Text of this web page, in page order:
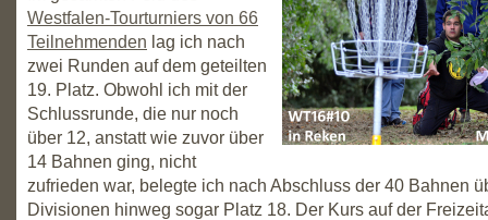
Westfalen-Tourturniers von 66
Teilnehmenden lag ich nach
zwei Runden auf dem geteilten
19. Platz. Obwohl ich mit der
Schlussrunde, die nur noch
über 12, anstatt wie zuvor über
14 Bahnen ging, nicht
zufrieden war, belegte ich nach Abschluss der 40 Bahnen
Divisionen hinweg sogar Platz 18. Der Kurs auf der